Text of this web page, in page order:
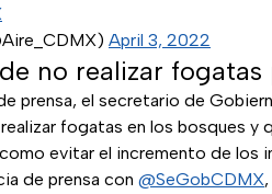
April 3, 2022
no realizar
prensa, el secretario de
fogatas en los bosques
evitar el incremento de los
de prensa con @SeGobCDMX,